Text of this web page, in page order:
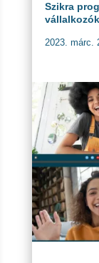
Szikra
2023. márc.